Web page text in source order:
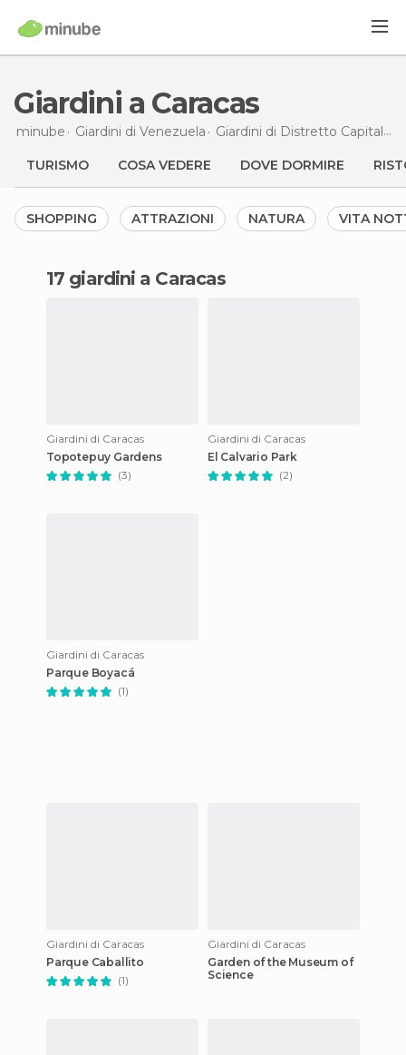
Giardini a Caracas
minube Giardini di Venezuela Giardini di Distretto Capitale
TURISMO COSA VEDERE DOVE DORMIRE
SHOPPING ATTRAZIONI NATURA VITA
17 giardini a Caracas
Giardini di Caracas
Topotepuy Gardens
(3)
Giardini di Caracas
El Calvario Park
(2)
Giardini di Caracas
Parque Boyacá
(1)
Giardini di Caracas
Parque Caballito
(1)
Giardini di Caracas
Garden of the Museum of
Science